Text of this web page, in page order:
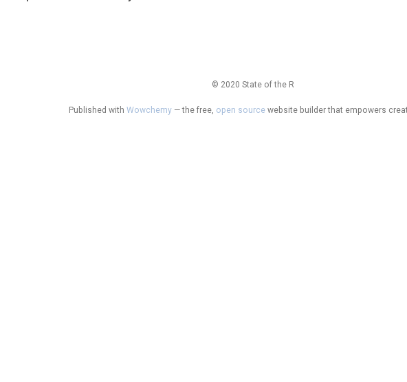
© 2020 State of the R
Published with Wowchemy— the free, open sourcewebsite builder that empowers